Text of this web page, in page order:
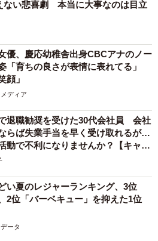
ない悲喜劇 本当に大事なのは目立
優、慶応幼稚舎出身CBCアナのノー
「育ちの良さが表情に表れてる」
顔」
ディア
退職勧奨を受けた30代会社員 会社
らば失業手当を早く受け取れるが…
動で不利になりませんか？【キャリ
ラーが解説】
い夏のレジャーランキング、3位
2位「バーベキュー」を抑えた1位
ータ